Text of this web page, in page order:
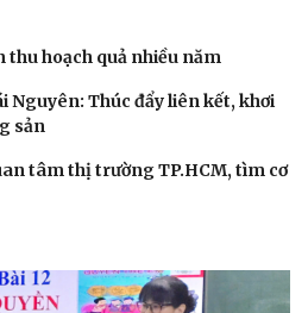
thu hoạch quả nhiều năm
Nguyên: Thúc đẩy liên kết, khơi
sản
tâm thị trường TP.HCM, tìm cơ